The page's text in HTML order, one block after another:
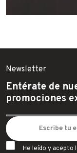
Newsletter
Entérate de
promociones
He leído y acepto